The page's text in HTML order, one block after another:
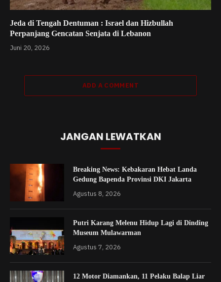
Jeda di Tengah Dentuman : Israel dan Hizbullah
Perpanjang Gencatan Senjata di Lebanon
Juni 20, 2026
ADD A COMMENT
JANGAN LEWATKAN
Breaking News: Kebakaran Hebat Landa
Gedung Bapenda Provinsi DKI Jakarta
Agustus 8, 2026
Putri Karang Melenu Hidup Lagi di Dinding
Museum Mulawarman
Agustus 7, 2026
12 Motor Diamankan, 11 Pelaku Balap Liar